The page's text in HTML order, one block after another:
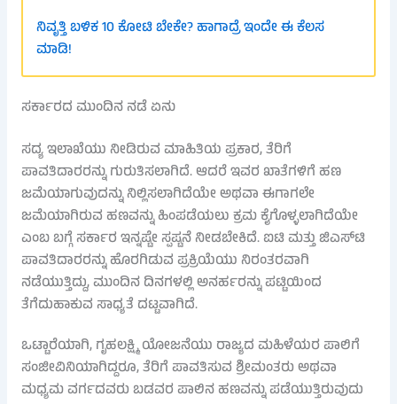
ನಿವೃತ್ತಿ ಬಳಿಕ 10 ಕೋಟಿ ಬೇಕೇ? ಹಾಗಾದ್ರೆ ಇಂದೇ ಈ ಕೆಲಸ
ಮಾಡಿ!
ಸರ್ಕಾರದ ಮುಂದಿನ ನಡೆ ಏನು
ಸದ್ಯ ಇಲಾಖೆಯು ನೀಡಿರುವ ಮಾಹಿತಿಯ ಪ್ರಕಾರ, ತೆರಿಗೆ
ಪಾವತಿದಾರರನ್ನು ಗುರುತಿಸಲಾಗಿದೆ. ಆದರೆ ಇವರ ಖಾತೆಗಳಿಗೆ ಹಣ
ಜಮೆಯಾಗುವುದನ್ನು ನಿಲ್ಲಿಸಲಾಗಿದೆಯೇ ಅಥವಾ ಈಗಾಗಲೇ
ಜಮೆಯಾಗಿರುವ ಹಣವನ್ನು ಹಿಂಪಡೆಯಲು ಕ್ರಮ ಕೈಗೊಳ್ಳಲಾಗಿದೆಯೇ
ಎಂಬ ಬಗ್ಗೆ ಸರ್ಕಾರ ಇನ್ನಷ್ಟೇ ಸ್ಪಷ್ಟನೆ ನೀಡಬೇಕಿದೆ. ಐಟಿ ಮತ್ತು ಜಿಎಸ್‌ಟಿ
ಪಾವತಿದಾರರನ್ನು ಹೊರಗಿಡುವ ಪ್ರಕ್ರಿಯೆಯು ನಿರಂತರವಾಗಿ
ನಡೆಯುತ್ತಿದ್ದು, ಮುಂದಿನ ದಿನಗಳಲ್ಲಿ ಅನರ್ಹರನ್ನು ಪಟ್ಟಿಯಿಂದ
ತೆಗೆದುಹಾಕುವ ಸಾಧ್ಯತೆ ದಟ್ಟವಾಗಿದೆ.
ಒಟ್ಟಾರೆಯಾಗಿ, ಗೃಹಲಕ್ಷ್ಮಿ ಯೋಜನೆಯು ರಾಜ್ಯದ ಮಹಿಳೆಯರ ಪಾಲಿಗೆ
ಸಂಜೀವಿನಿಯಾಗಿದ್ದರೂ, ತೆರಿಗೆ ಪಾವತಿಸುವ ಶ್ರೀಮಂತರು ಅಥವಾ
ಮಧ್ಯಮ ವರ್ಗದವರು ಬಡವರ ಪಾಲಿನ ಹಣವನ್ನು ಪಡೆಯುತ್ತಿರುವುದು